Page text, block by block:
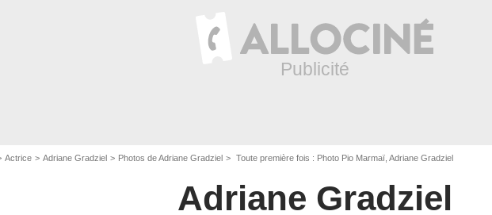
Actrice Adriane Gradziel Photos de Adriane Gradziel Toute première fois : Photo Pio Marmaï, Adriane Gradziel
Adriane Gradziel